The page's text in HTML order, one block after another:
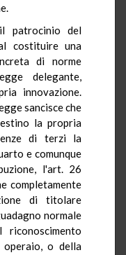
patrocinio del
costituire una
di norme
delegante,
innovazione.
sancisce che
la propria
di terzi la
e comunque
l'art. 26
completamente
di titolare
normale
o della